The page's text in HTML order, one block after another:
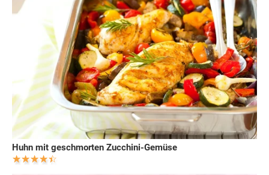
Huhn mit geschmorten Zucchini-Gemüse